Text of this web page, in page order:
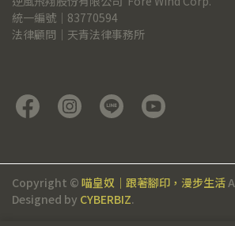
統一編號｜83770594
法律顧問｜天青法律事務所
Copyright © 喵皇奴｜跟著腳印，漫步生活
Designed by CYBERBIZ.